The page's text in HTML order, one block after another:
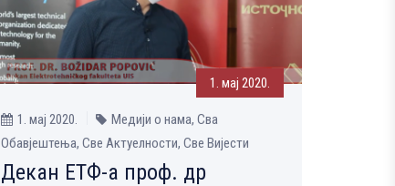
1. мај 2020.
1. мај 2020.
Медији о нама, Сва
Обавјештења, Све Aктуелности, Све Вијести
Декан ЕТФ-а проф. др